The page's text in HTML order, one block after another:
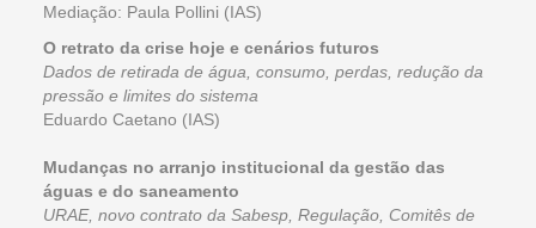
Mediação: Paula Pollini (IAS)
O retrato da crise hoje e cenários futuros
Dados de retirada de água, consumo, perdas, redução da
pressão e limites do sistema
Eduardo Caetano (IAS)
Mudanças no arranjo institucional da gestão das
águas e do saneamento
URAE, novo contrato da Sabesp, Regulação, Comitês de